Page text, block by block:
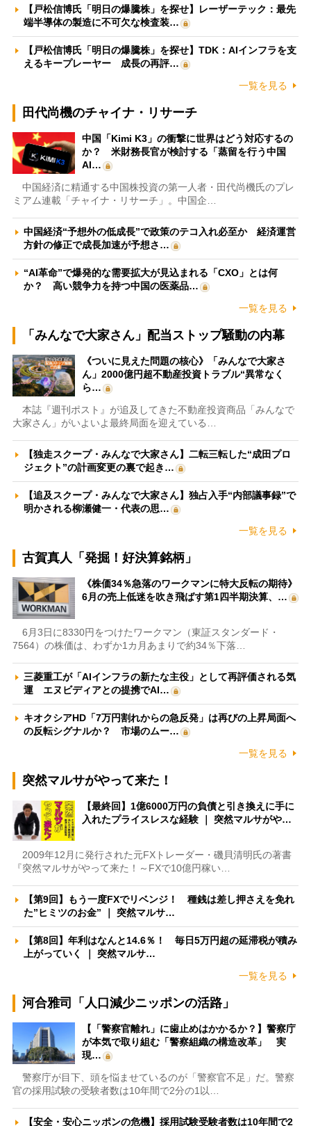
【戸松信博氏「明日の爆騰株」を探せ】レーザーテック：最先
端半導体の製造に不可欠な検査装…
【戸松信博氏「明日の爆騰株」を探せ】TDK：AIインフラを支
えるキープレーヤー 成長の再評…
一覧を見る
田代尚機のチャイナ・リサーチ
中国「Kimi K3」の衝撃に世界はどう対応するの
か？ 米財務長官が検討する「蒸留を行う中国
AI…
中国経済に精通する中国株投資の第一人者・田代尚機氏のプレ
ミアム連載「チャイナ・リサーチ」。中国企…
中国経済“予想外の低成長”で政策のテコ入れ必至か 経済運営
方針の修正で成長加速が予想さ…
“AI革命”で爆発的な需要拡大が見込まれる「CXO」とは何
か？ 高い競争力を持つ中国の医薬品…
一覧を見る
「みんなで大家さん」配当ストップ騒動の内幕
《ついに見えた問題の核心》「みんなで大家さ
ん」2000億円超不動産投資トラブル“異常なく
ら…
本誌『週刊ポスト』が追及してきた不動産投資商品「みんなで
大家さん」がいよいよ最終局面を迎えている…
【独走スクープ・みんなで大家さん】二転三転した“成田プロ
ジェクト”の計画変更の裏で起き…
【追及スクープ・みんなで大家さん】独占入手“内部議事録”で
明かされる柳瀬健一・代表の思…
一覧を見る
古賀真人「発掘！好決算銘柄」
《株価34％急落のワークマンに特大反転の期待》
6月の売上低迷を吹き飛ばす第1四半期決算、…
6月3日に8330円をつけたワークマン（東証スタンダード・
7564）の株価は、わずか1カ月あまりで約34％下落…
三菱重工が「AIインフラの新たな主役」として再評価される気
運 エヌビディアとの提携でAI…
キオクシアHD「7万円割れからの急反発」は再びの上昇局面へ
の反転シグナルか？ 市場のムー…
一覧を見る
突然マルサがやって来た！
【最終回】1億6000万円の負債と引き換えに手に
入れたプライスレスな経験 ｜ 突然マルサがや…
2009年12月に発行された元FXトレーダー・磯貝清明氏の著書
『突然マルサがやって来た！～FXで10億円稼い…
【第9回】もう一度FXでリベンジ！ 種銭は差し押さえを免れ
た”ヒミツのお金” ｜ 突然マルサ…
【第8回】年利はなんと14.6％！ 毎日5万円超の延滞税が積み
上がっていく ｜ 突然マルサ…
一覧を見る
河合雅司「人口減少ニッポンの活路」
【「警察官離れ」に歯止めはかかるか？】警察庁
が本気で取り組む「警察組織の構造改革」 実
現…
警察庁が目下、頭を悩ませているのが「警察官不足」だ。警察
官の採用試験の受験者数は10年間で2分の1以…
【安全・安心ニッポンの危機】採用試験受験者数は10年間で2